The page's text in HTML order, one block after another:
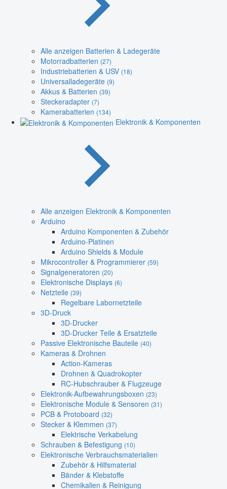
Alle anzeigen Batterien & Ladegeräte
Motorradbatterien (27)
Industriebatterien & USV (18)
Universalladegeräte (9)
Akkus & Batterien (39)
Steckeradapter (7)
Kamerabatterien (134)
Elektronik & Komponenten
Alle anzeigen Elektronik & Komponenten
Arduino
Arduino Komponenten & Zubehör
Arduino-Platinen
Arduino Shields & Module
Mikrocontroller & Programmierer (59)
Signalgeneratoren (20)
Elektronische Displays (6)
Netzteile (39)
Regelbare Labornetzteile
3D-Druck
3D-Drucker
3D-Drucker Teile & Ersatzteile
Passive Elektronische Bauteile (40)
Kameras & Drohnen
Action-Kameras
Drohnen & Quadrokopter
RC-Hubschrauber & Flugzeuge
Elektronik-Aufbewahrungsboxen (23)
Elektronische Module & Sensoren (31)
PCB & Protoboard (32)
Stecker & Klemmen (37)
Elektrische Verkabelung
Schrauben & Befestigung (10)
Elektronische Verbrauchsmaterialien
Zubehör & Hilfsmaterial
Bänder & Klebstoffe
Chemikalien & Reinigung